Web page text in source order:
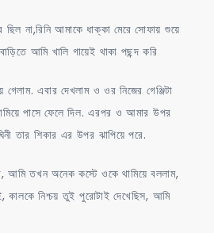
না,রিনি আমাকে ধাক্কা মেরে সোফায় শুয়ে
আমি খালি গায়েই থাকা পছন্দ করি
এবার দেখলাম ও ওর নিজের গেঞ্জিটা
পাসে ফেলে দিল. এরপর ও আমার উপর
তার শিকার এর উপর ঝাপিয়ে পরে.
আমি তখন অনেক কস্টে ওকে থামিয়ে বললাম,
নিশ্চয় তুই পুরোটাই দেখেছিস, আমি